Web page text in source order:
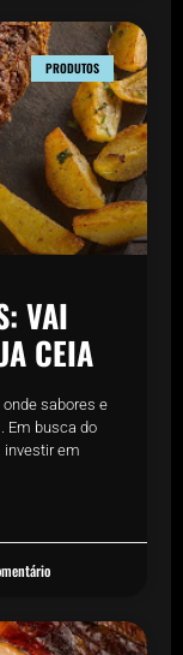
PRODUTOS
VAI
CEIA
sabores e
Em busca do
em